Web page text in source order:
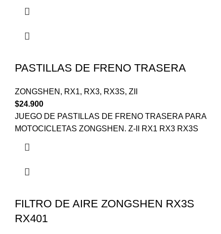
PASTILLAS DE FRENO TRASERA
ZONGSHEN , RX1, RX3, RX3S, ZII
$24.900
JUEGO DE PASTILLAS DE FRENO TRASERA PARA
MOTOCICLETAS ZONGSHEN. Z-II RX1 RX3 RX3S
FILTRO DE AIRE ZONGSHEN RX3S
RX401